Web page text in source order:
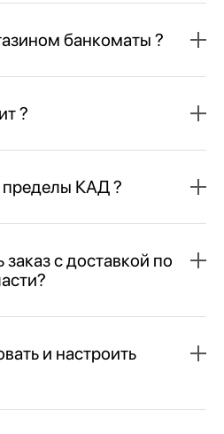
банкоматы ?
?
пределы КАД ?
с доставкой по
и настроить